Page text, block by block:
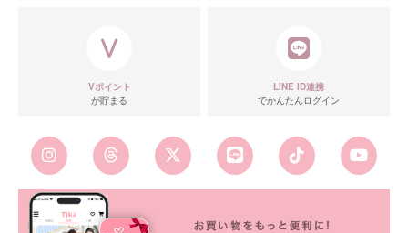
Vポイント
が貯まる
LINE ID連携
でかんたんログイン